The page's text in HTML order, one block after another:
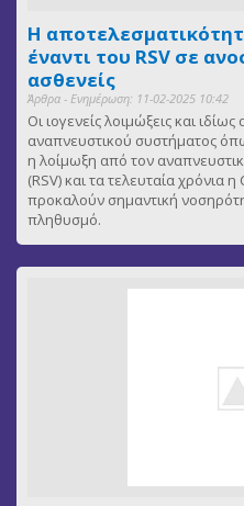
Η
έναντι του RSV σε
ασθενείς
Άρθρα - Ενημέρωση: 11-02-2025 10:42
Οι ιογενείς λοιμώξεις και ιδίως
αναπνευστικού συστήματος
η λοίμωξη από τον
(RSV) και τα τελευταία χρόνια η
προκαλούν σημαντική
πληθυσμό.